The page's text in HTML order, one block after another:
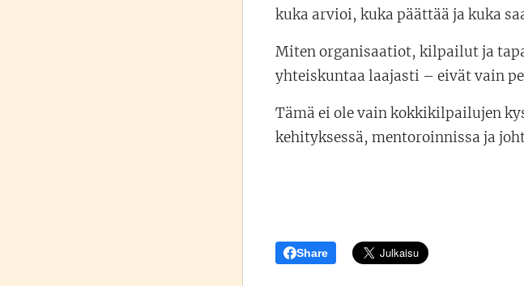
kuka arvioi, kuka päättää ja kuka
Miten organisaatiot, kilpailut ja
yhteiskuntaa laajasti – eivät vain
Tämä ei ole vain kokkikilpailujen
kehityksessä, mentoroinnissa ja
Share